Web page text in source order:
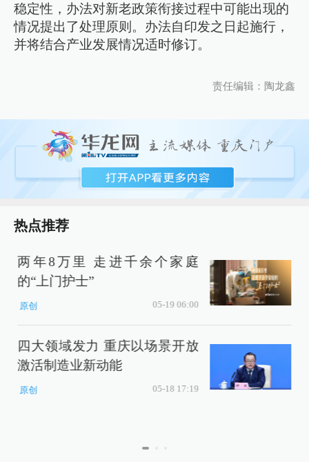
稳定性，办法对新老政策衔接过程中可能出现的
情况提出了处理原则。办法自印发之日起施行，
并将结合产业发展情况适时修订。
责任编辑：陶龙鑫
热点推荐
两年8万里 走进千余个家庭
的“上门护士”
原创 05-19 06:00
四大领域发力 重庆以场景开放
激活制造业新动能
原创 05-18 17:19